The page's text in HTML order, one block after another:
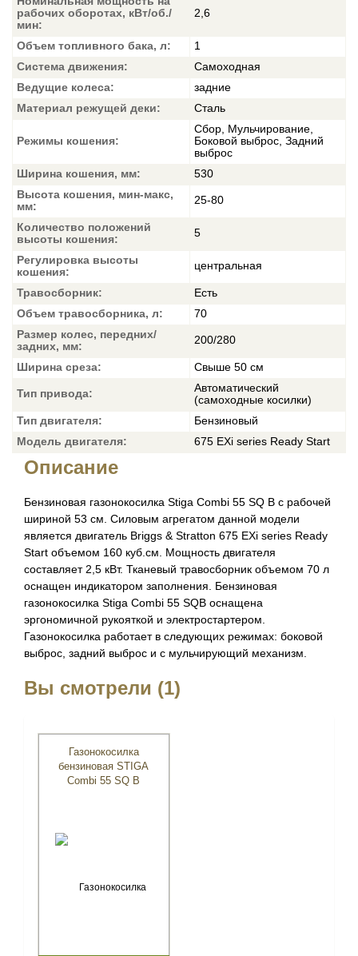
рабочих оборотах, кВт/об./
мин:
2,6
Объем топливного бака, л:
1
Система движения:
Самоходная
Ведущие колеса:
задние
Материал режущей деки:
Сталь
Режимы кошения:
Сбор, Мульчирование,
Боковой выброс, Задний
выброс
Ширина кошения, мм:
530
Высота кошения, мин-макс,
мм:
25-80
Количество положений
высоты кошения:
5
Регулировка высоты
кошения:
центральная
Травосборник:
Есть
Объем травосборника, л:
70
Размер колес, передних/
задних, мм:
200/280
Ширина среза: Свыше 50 см
Тип привода:
Автоматический
(самоходные косилки)
Тип двигателя:
Бензиновый
Модель двигателя:
675 EXi series Ready Start
Описание
Бензиновая газонокосилка Stiga Combi 55 SQ B с рабочей
шириной 53 см. Силовым агрегатом данной модели
является двигатель Briggs & Stratton 675 EXi series Ready
Start объемом 160 куб.см. Мощность двигателя
составляет 2,5 кВт. Тканевый травосборник объемом 70 л
оснащен индикатором заполнения. Бензиновая
газонокосилка Stiga Combi 55 SQB оснащена
эргономичной рукояткой и электростартером.
Газонокосилка работает в следующих режимах: боковой
выброс, задний выброс и с мульчирующий механизм.
Вы смотрели (1)
Газонокосилка
бензиновая STIGA
Combi 55 SQ B